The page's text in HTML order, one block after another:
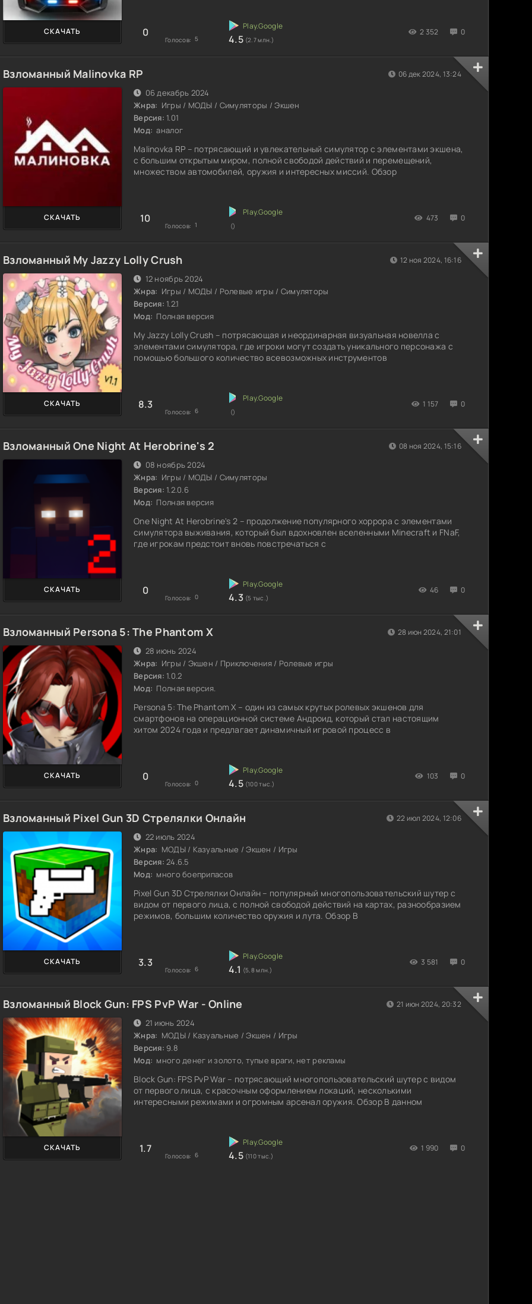
СКАЧАТЬ 0
Голосов: 5 4.5 (2.7 млн.)
2 352 0
Взломанный Malinovka RP
06 декабрь 2024
Жнра: Игры / МОДЫ / Симуляторы / Экшен
Версия: 1.01
Мод: аналог
Malinovka RP – потрясающий и увлекательный симулятор с элементами экшена,
с большим открытым миром, полной свободой действий и перемещений,
множеством автомобилей, оружия и интересных миссий. Обзор
СКАЧАТЬ 10
Голосов: 1 ()
473 0
06 дек 2024, 13:24
Взломанный My Jazzy Lolly Crush
12 ноябрь 2024
Жнра: Игры / МОДЫ / Ролевые игры / Симуляторы
Версия: 1.2.1
Мод: Полная версия
My Jazzy Lolly Crush – потрясающая и неординарная визуальная новелла с
элементами симулятора, где игроки могут создать уникального персонажа с
помощью большого количество всевозможных инструментов
СКАЧАТЬ 8.3
Голосов: 6 ()
1 157 0
12 ноя 2024, 16:16
Взломанный One Night At Herobrine's 2
08 ноябрь 2024
Жнра: Игры / МОДЫ / Симуляторы
Версия: 1.2.0.6
Мод: Полная версия
One Night At Herobrine's 2 – продолжение популярного хоррора с элементами
симулятора выживания, который был вдохновлен вселенными Minecraft и FNaF,
где игрокам предстоит вновь повстречаться с
СКАЧАТЬ 0
Голосов: 0 4.3 (5 тыс.)
46 0
08 ноя 2024, 15:16
Взломанный Persona 5: The Phantom X
28 июнь 2024
Жнра: Игры / Экшен / Приключения / Ролевые игры
Версия: 1.0.2
Мод: Полная версия.
Persona 5: The Phantom X – один из самых крутых ролевых экшенов для
смартфонов на операционной системе Андроид, который стал настоящим
хитом 2024 года и предлагает динамичный игровой процесс в
СКАЧАТЬ 0
Голосов: 0 4.5 (100 тыс.)
103 0
28 июн 2024, 21:01
Взломанный Pixel Gun 3D Стрелялки Онлайн
22 июль 2024
Жнра: МОДЫ / Казуальные / Экшен / Игры
Версия: 24.6.5
Мод: много боеприпасов
Pixel Gun 3D Стрелялки Онлайн – популярный многопользовательский шутер с
видом от первого лица, с полной свободой действий на картах, разнообразием
режимов, большим количество оружия и лута. Обзор В
СКАЧАТЬ 3.3
Голосов: 6 4.1 (5,8 млн.)
3 581 0
22 июл 2024, 12:06
Взломанный Block Gun: FPS PvP War - Online
21 июнь 2024
Жнра: МОДЫ / Казуальные / Экшен / Игры
Версия: 9.8
Мод: много денег и золото, тупые враги, нет рекламы
Block Gun: FPS PvP War – потрясающий многопользовательский шутер с видом
от первого лица, с красочным оформлением локаций, несколькими
интересными режимами и огромным арсенал оружия. Обзор В данном
СКАЧАТЬ 1.7
Голосов: 6 4.5 (110 тыс.)
1 990 0
21 июн 2024, 20:32